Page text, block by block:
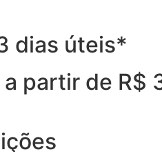
dias úteis*
partir de R$